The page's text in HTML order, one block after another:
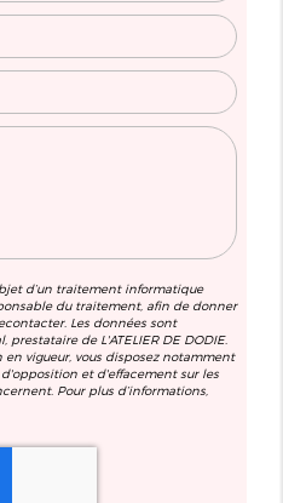
d’un traitement informatique
du traitement, afin de donner
Les données sont
de L'ATELIER DE DODIE.
vigueur, vous disposez notamment
et d'effacement sur les
Pour plus d’informations,